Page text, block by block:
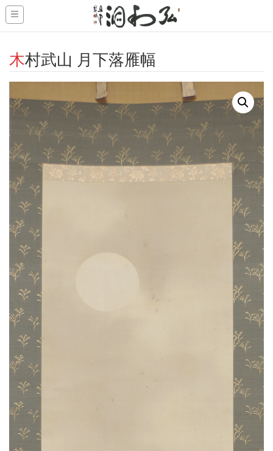
-->
木村武山 月下落雁幅